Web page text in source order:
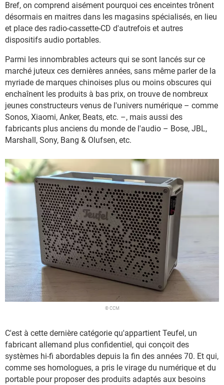
Bref, on comprend aisément pourquoi ces enceintes trônent
désormais en maitres dans les magasins spécialisés, en lieu
et place des radio-cassette-CD d'autrefois et autres
dispositifs audio portables.
Parmi les innombrables acteurs qui se sont lancés sur ce
marché juteux ces dernières années, sans même parler de la
myriade de marques chinoises plus ou moins obscures qui
enchaînent les produits à bas prix, on trouve de nombreux
jeunes constructeurs venus de l'univers numérique – comme
Sonos, Xiaomi, Anker, Beats, etc. –, mais aussi des
fabricants plus anciens du monde de l'audio – Bose, JBL,
Marshall, Sony, Bang & Olufsen, etc.
© CCM
C'est à cette dernière catégorie qu'appartient Teufel, un
fabricant allemand plus confidentiel, qui conçoit des
systèmes hi-fi abordables depuis la fin des années 70. Et qui,
comme ses homologues, a pris le virage du numérique et du
portable pour proposer des produits adaptés aux besoins